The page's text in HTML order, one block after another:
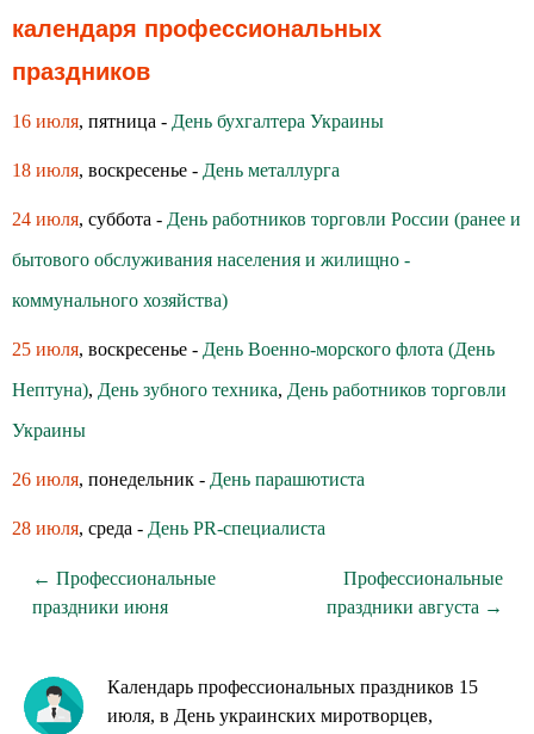
календаря профессиональных
праздников
16 июля, пятница - День бухгалтера Украины
18 июля, воскресенье - День металлурга
24 июля, суббота - День работников торговли России (ранее и
бытового обслуживания населения и жилищно -
коммунального хозяйства)
25 июля, воскресенье - День Военно-морского флота (День
Нептуна), День зубного техника, День работников торговли
Украины
26 июля, понедельник - День парашютиста
28 июля, среда - День PR-специалиста
← Профессиональные
праздники июня
Профессиональные
праздники августа →
Календарь профессиональных праздников 15
июля, в День украинских миротворцев,